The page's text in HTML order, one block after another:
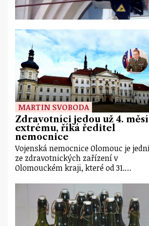
MARTIN SVOBODA
Zdravotníci jedou už 4.
extrému, říká ředitel
nemocnice
Vojenská nemocnice Olomouc je
ze zdravotnických zařízení v
Olomouckém kraji, které od 31.…